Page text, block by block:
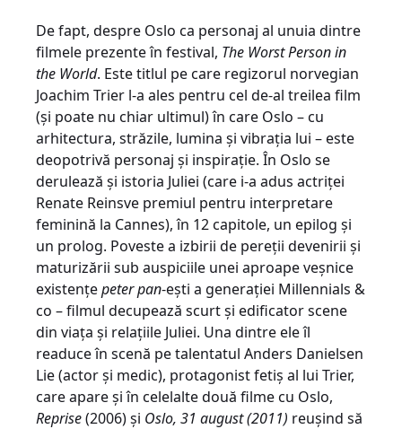
De fapt, despre Oslo ca personaj al unuia dintre
filmele prezente în festival, The Worst Person in
the World. Este titlul pe care regizorul norvegian
Joachim Trier l-a ales pentru cel de-al treilea film
(și poate nu chiar ultimul) în care Oslo – cu
arhitectura, străzile, lumina și vibrația lui – este
deopotrivă personaj și inspirație. În Oslo se
derulează și istoria Juliei (care i-a adus actriței
Renate Reinsve premiul pentru interpretare
feminină la Cannes), în 12 capitole, un epilog și
un prolog. Poveste a izbirii de pereții devenirii și
maturizării sub auspiciile unei aproape veșnice
existențepeter pan-ești a generației Millennials &
co – filmul decupează scurt și edificator scene
din viața și relațiile Juliei. Una dintre ele îl
readuce în scenă pe talentatul Anders Danielsen
Lie (actor și medic), protagonist fetiș al lui Trier,
care apare și în celelalte două filme cu Oslo,
Reprise(2006) și Oslo, 31 august (2011) reușind să